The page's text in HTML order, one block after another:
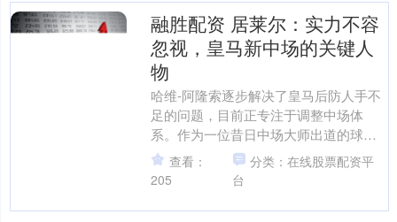
融胜配资 居莱尔：实力不容
忽视，皇马新中场的关键人
物
哈维-阿隆索逐步解决了皇马后防人手不
足的问题，目前正专注于调整中场体
系。作为一位昔日中场大师出道的球
员，他深知中场位置的重要性，不遗余
力地调整伯纳乌球队以保持高....
查看：
205
分类：在线股票配资平
台